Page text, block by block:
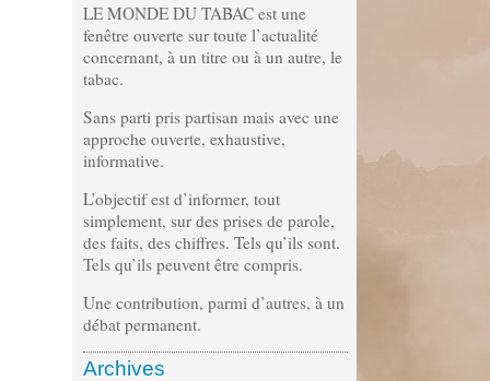
LE MONDE DU TABAC est une
fenêtre ouverte sur toute l’actualité
concernant, à un titre ou à un autre, le
tabac.
Sans parti pris partisan mais avec une
approche ouverte, exhaustive,
informative.
L’objectif est d’informer, tout
simplement, sur des prises de parole,
des faits, des chiffres. Tels qu’ils sont.
Tels qu’ils peuvent être compris.
Une contribution, parmi d’autres, à un
débat permanent.
Archives